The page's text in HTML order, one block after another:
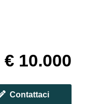
€ 10.000
Contattaci